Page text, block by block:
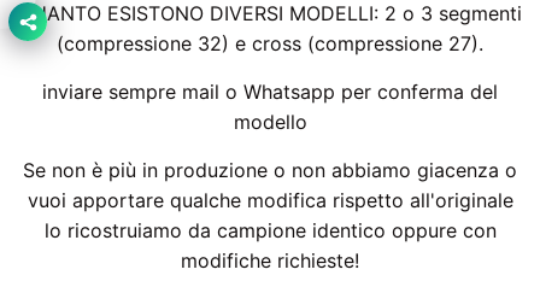
QUANTO ESISTONO DIVERSI MODELLI: 2 o 3 segmenti
(compressione 32) e cross (compressione 27).
inviare sempre mail o Whatsapp per conferma del
modello
Se non è più in produzione o non abbiamo giacenza o
vuoi apportare qualche modifica rispetto all'originale
lo ricostruiamo da campione identico oppure con
modifiche richieste!